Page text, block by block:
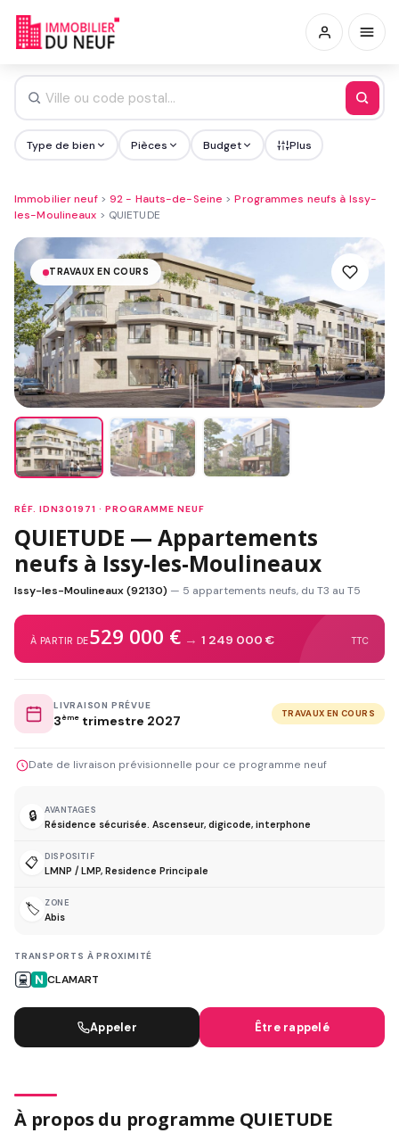
Type de bien Pièces Budget Plus
Immobilier neuf> 92 - Hauts-de-Seine >Programmes neufs à Issy-
les-Moulineaux > QUIETUDE
TRAVAUX EN COURS
RÉF. IDN301971 · PROGRAMME NEUF
QUIETUDE — Appartements
neufs à Issy-les-Moulineaux
Issy-les-Moulineaux (92130) — 5 appartements neufs, du T3 au T5
À PARTIR DE529 000 € → 1 249 000 € TTC
LIVRAISON PRÉVUE
3ème trimestre 2027 TRAVAUX EN COURS
Date de livraison prévisionnelle pour ce programme neuf
🔒 AVANTAGES
Résidence sécurisée. Ascenseur, digicode, interphone
📋 DISPOSITIF
LMNP / LMP, Residence Principale
🏷️ ZONE
Abis
TRANSPORTS À PROXIMITÉ
CLAMART
Appeler Être rappelé
À propos du programme QUIETUDE